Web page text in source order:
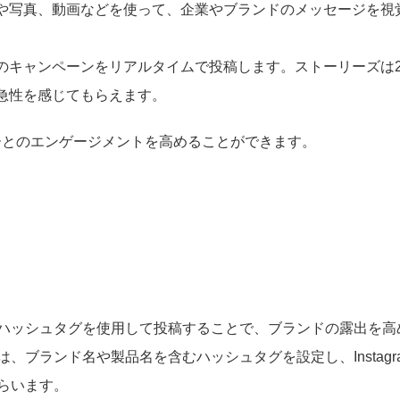
真、動画などを使って、企業やブランドのメッセージを視
ャンペーンをリアルタイムで投稿します。ストーリーズは
を感じてもらえます。
のエンゲージメントを高めることができます。
シュタグを使用して投稿することで、ブランドの露出を高
ブランド名や製品名を含むハッシュタグを設定し、
います。